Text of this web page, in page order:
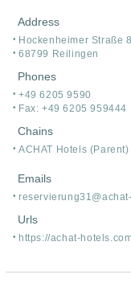
Address
Hockenheimer Straße
68799 Reilingen
Phones
+49 6205 9590
Fax: +49 6205 959444
Chains
ACHAT Hotels (Parent)
Emails
Urls
https://achat-